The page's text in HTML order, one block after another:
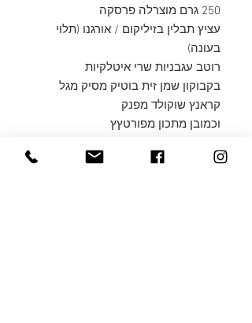
250 גרם מוצרלה פרסקה
עציץ תבלין בזיליקום / אורגנו (תלוי
בעונה)
רוטב עגבניות שרי איטלקיות
בקבוקון שמן זית בוטיק מסיק מגל
קראנץ שוקולד מפנק
וכמובן מתכון מפורטץץ